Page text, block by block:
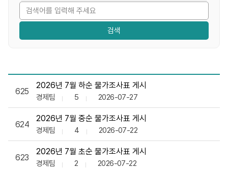
물가정보 목록으로 번호, 제목, 작성자, 조회수,등록일, 첨부파
625
2026년 7월 하순 물가조사표 게시
경제팀 5 2026-07-27
624
2026년 7월 중순 물가조사표 게시
경제팀 4 2026-07-22
623
2026년 7월 초순 물가조사표 게시
경제팀 2 2026-07-22